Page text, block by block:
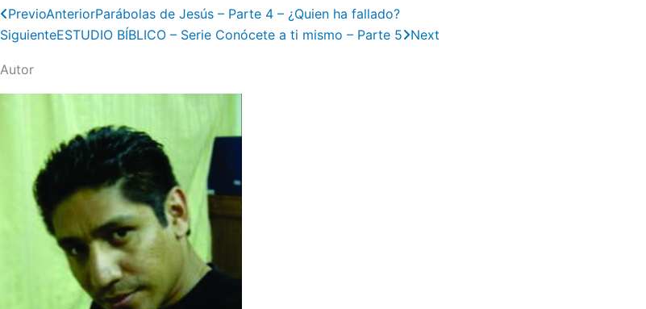
PrevioAnteriorParábolas de Jesús – Parte 4 – ¿Quien ha fallado?
SiguienteESTUDIO BÍBLICO – Serie Conócete a ti mismo – Parte 5 Next
Autor